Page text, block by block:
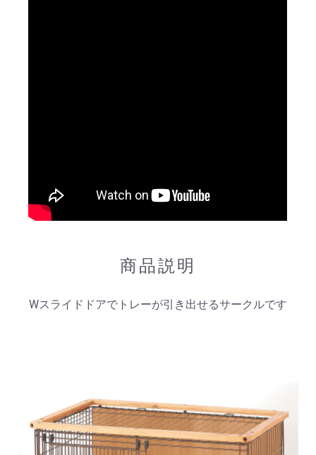
商品説明
Wスライドドアでトレーが引き出せるサークルです